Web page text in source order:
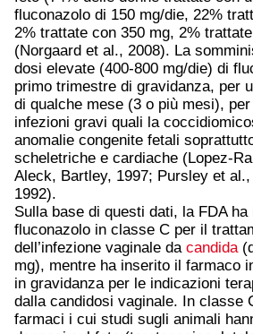
fluconazolo di 150 mg/die, 22%
2% trattate con 350 mg, 2%
(Norgaard et al., 2008). La
dosi elevate (400-800 mg/die) di
primo trimestre di gravidanza, per
di qualche mese (3 o più mesi),
infezioni gravi quali la
anomalie congenite fetali
scheletriche e cardiache (Lopez-
Aleck, Bartley, 1997; Pursley et
1992).
Sulla base di questi dati, la FDA ha
fluconazolo in classe C per il
dell’infezione vaginale da candida
mg), mentre ha inserito il farmaco
in gravidanza per le indicazioni
dalla candidosi vaginale. In classe
farmaci i cui studi sugli animali